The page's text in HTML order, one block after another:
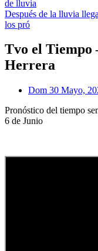
de lluvia
Después de la lluvia
los pró
Tvo el Tiempo
Herrera
Dom 30 Mayo,
Pronóstico del tiempo
6 de Junio